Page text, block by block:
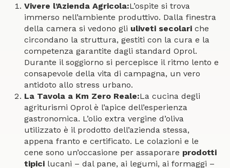
Vivere l’Azienda Agricola:L’ospite si trova
immerso nell’ambiente produttivo. Dalla finestra
della camera si vedono gli uliveti secolari che
circondano la struttura, gestiti con la cura e la
competenza garantite dagli standard Oprol.
Durante il soggiorno si percepisce il ritmo lento e
consapevole della vita di campagna, un vero
antidoto allo stress urbano.
La Tavola a Km Zero Reale:La cucina degli
agriturismi Oprol è l’apice dell’esperienza
gastronomica. L’olio extra vergine d’oliva
utilizzato è il prodotto dell’azienda stessa,
appena franto e certificato. Le colazioni e le
cene sono un’occasione per assaporare prodotti
tipici lucani – dal pane, ai legumi, ai formaggi –